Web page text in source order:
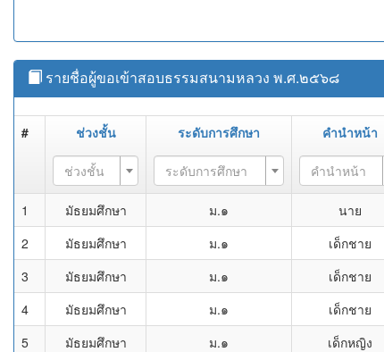
รายชื่อผู้ขอเข้าสอบธรรมสนามหลวง พ.ศ.๒๕๖๘
# ช่วงชั้น ระดับการศึกษา คำนำหน้า
ช่วงชั้น ระดับการศึกษา คำนำหน้า
1 มัธยมศึกษา ม.๑ นาย
2
มัธยมศึกษา ม.๑ เด็กชาย
3
มัธยมศึกษา ม.๑ เด็กชาย
4
มัธยมศึกษา ม.๑ เด็กชาย
5
มัธยมศึกษา ม.๑ เด็กหญิง